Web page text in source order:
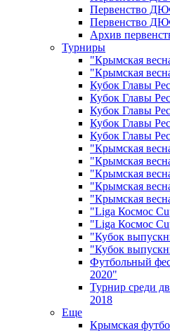
Первенство
Первенство
Архив
Турниры
"Крымская
"Крымская
Кубок Главы
Кубок Главы
Кубок Главы
Кубок Главы
Кубок Главы
"Крымская
"Крымская
"Крымская
"Крымская
"Крымская
"Liga Космос
"Liga Космос
"Кубок
"Кубок
Футбольный
2020"
Турнир среди
2018
Еще
Крымская